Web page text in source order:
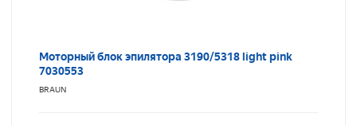
Моторный блок эпилятора 3190/5318 light pink
7030553
BRAUN